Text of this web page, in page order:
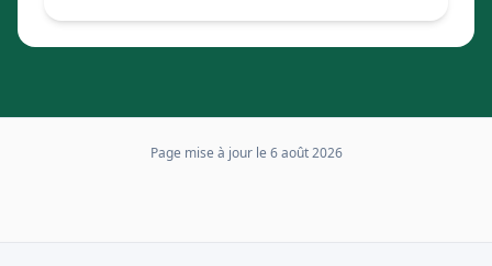
Page mise à jour le 6 août 2026